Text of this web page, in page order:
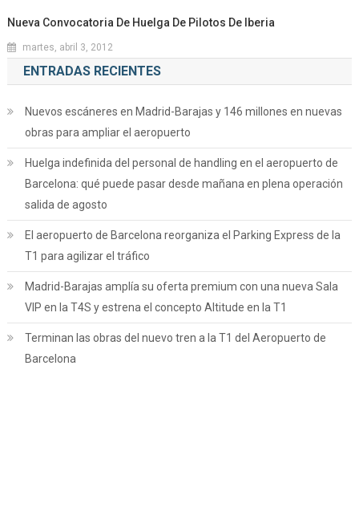
Nueva Convocatoria De Huelga De Pilotos De Iberia
martes, abril 3, 2012
ENTRADAS RECIENTES
Nuevos escáneres en Madrid-Barajas y 146 millones en nuevas
obras para ampliar el aeropuerto
Huelga indefinida del personal de handling en el aeropuerto de
Barcelona: qué puede pasar desde mañana en plena operación
salida de agosto
El aeropuerto de Barcelona reorganiza el Parking Express de la
T1 para agilizar el tráfico
Madrid-Barajas amplía su oferta premium con una nueva Sala
VIP en la T4S y estrena el concepto Altitude en la T1
Terminan las obras del nuevo tren a la T1 del Aeropuerto de
Barcelona